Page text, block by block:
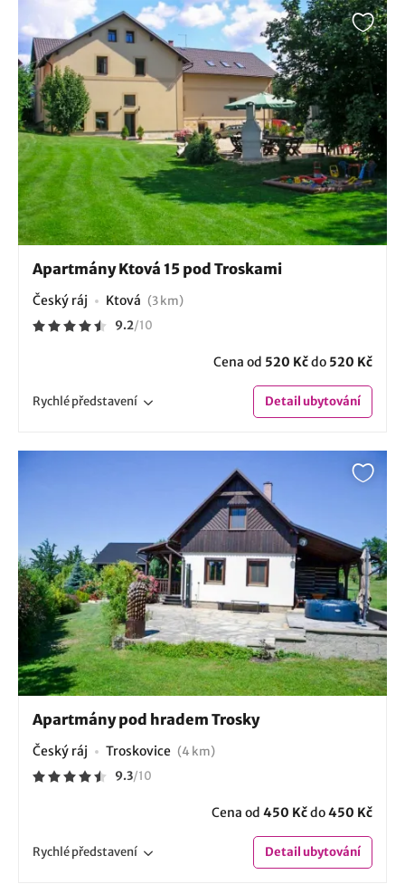
Apartmány Ktová 15 pod Troskami
Český ráj Ktová (3 km)
9.2/10
Cena od 520 Kčdo 520 Kč
Rychlépředstavení Detailubytování
Apartmány pod hradem Trosky
Český ráj Troskovice (4 km)
9.3/10
Cena od 450 Kčdo450 Kč
Rychlépředstavení Detailubytování